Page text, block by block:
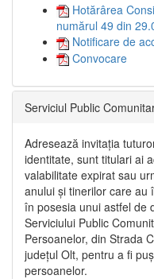
Hotărârea
numărul 49 din
Notificare de
Convocare
Serviciul Public
Adresează invitația
identitate, sunt titulari ai
valabilitate expirat sau
anului și tinerilor care au
în posesia unui astfel de
Serviciului Public
Persoanelor, din Strada
județul Olt, pentru a fi
persoanelor.